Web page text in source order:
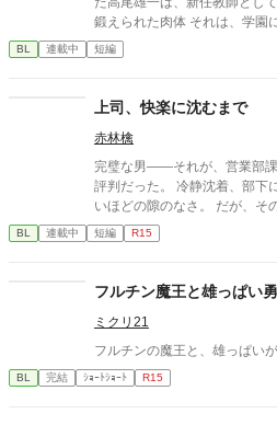
鍛えられた肉体 それは、学園にとって最高の生贄の候補に他なら
なかった 至高の筋肉を持つ、精神を削られ意志をなくした青年を
太古の神に捧げるため、“水”、“
校で繰り広げられるダークファ
BL 連載中 短編
上司、快楽に沈むまで
赤林檎
完璧な男――それが、営業部
評判だった。 冷静沈着、部下
いほどの隙のなさ。 だが、そ
も想像していなかった。 入社三年目の篠原は、榊の直属の部下。
真面目だが強気で、どこか挑
原は上司に向かって、いつも
んな顔、部下には見せないん
情。 その弱さを見逃さず、篠
「強がらなくていいですよ。
た。 拒むことも、許すことも
BL 連載中 短編 R15
フルチン魔王と雄っぱい
ミクリ21
フルチンの魔王と、雄っぱい
BL 完結 ｼｮｰﾄｼｮｰﾄ R15